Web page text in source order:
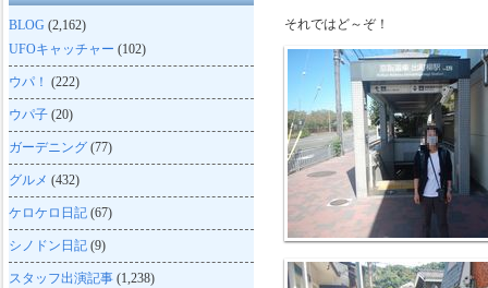
それではど～ぞ！
BLOG (2,162)
UFOキャッチャー (102)
ウパ！ (222)
ウパ子 (20)
ガーデニング (77)
グルメ (432)
ケロケロ日記 (67)
シノドン日記 (9)
スタッフ出演記事 (1,238)